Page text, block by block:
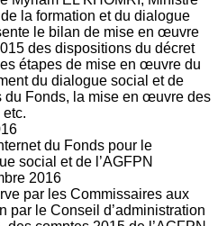
la formation et du dialogue
le bilan de mise en œuvre
des dispositions du décret
étapes de mise en œuvre du
du dialogue social et de
du Fonds, la mise en œuvre des
du Fonds pour le
social et de l’AGFPN
2016
par les Commissaires aux
par le Conseil d’administration